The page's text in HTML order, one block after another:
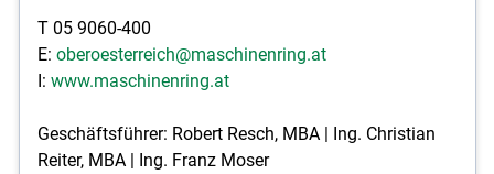
T 05 9060-400
E: oberoesterreich@maschinenring.at
I: www.maschinenring.at
Geschäftsführer: Robert Resch, MBA | Ing. Christian
Reiter, MBA | Ing. Franz Moser